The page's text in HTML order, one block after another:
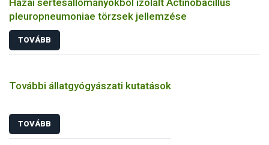
pleuropneumoniae törzsek jellemzése
TOVÁBB
További állatgyógyászati kutatások
TOVÁBB